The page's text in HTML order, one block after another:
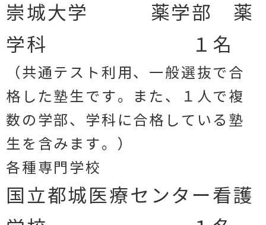
崇城大学 薬学部 薬
学科 １名
（共通テスト利用、一般選抜で合
格した塾生です。また、
１人で複
数の学部、学科に合格している塾
生を含みます。）
各種専門学校
国立都城医療センター看護